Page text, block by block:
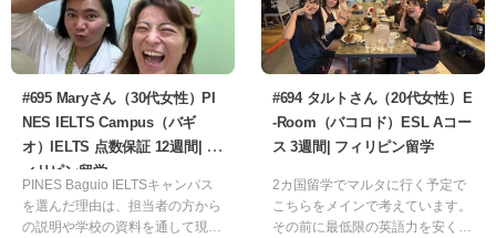
#695 Maryさん（30代女性）PI
NES IELTS Campus（バギ
オ）IELTS 点数保証 12週間| フ
ィリピン留学
PINES Baguio IELTSキャンパス
を選んだ理由は、担当者の方から
の説明や学校の資料を通して現地
#694 タルトさん（20代女性）E
-Room（バコロド）ESL Aコー
ス 3週間| フィリピン留学
2カ国留学でマルタに行く予定で
こちらをメインで考えています。
その前に最低限の英語力を安く身